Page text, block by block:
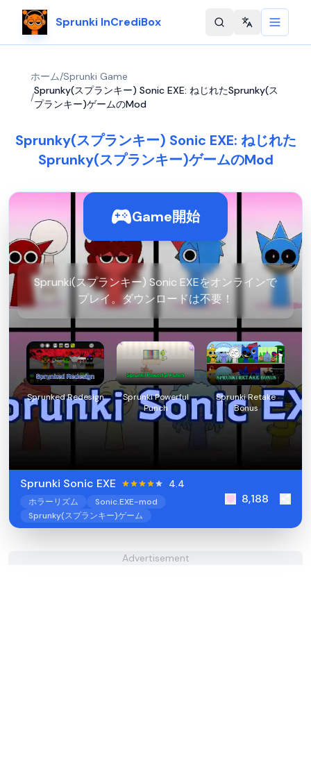
Sprunki InCrediBox Change
ホーム/Sprunki Game
/
Sprunky(スプランキー) Sonic EXE: ねじれたSprunky(ス
プランキー)ゲームのMod
Sprunky(スプランキー) Sonic EXE: ねじれた
Sprunky(スプランキー)ゲームのMod
Game開始
Sprunki(スプランキー) Sonic EXEをオンラインで
プレイ。ダウンロードは不要！
Sprunked Redesign
Sprunki Powerful
Punch
Sprunki Retake
Bonus
Sprunki Sonic EXE 4.4
ホラーリズム
Sonic.EXE-mod
Sprunky(スプランキー)ゲーム
8,188
Advertisement